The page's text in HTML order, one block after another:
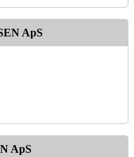
ApS
ApS